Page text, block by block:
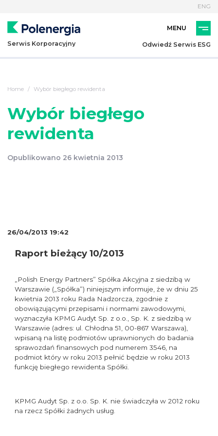
ENG
Serwis Korporacyjny Odwiedź Serwis ESG
Home Wybór biegłego rewidenta
Wybór biegłego
rewidenta
Opublikowano 26 kwietnia 2013
26/04/2013 19:42
Raport bieżący 10/2013
„Polish Energy Partners” Spółka Akcyjna z siedzibą w
Warszawie („Spółka”) niniejszym informuje, że w dniu 25
kwietnia 2013 roku Rada Nadzorcza, zgodnie z
obowiązującymi przepisami i normami zawodowymi,
wyznaczyła KPMG Audyt Sp. z o.o., Sp. K. z siedzibą w
Warszawie (adres: ul. Chłodna 51, 00-867 Warszawa),
wpisaną na listę podmiotów uprawnionych do badania
sprawozdań finansowych pod numerem 3546, na
podmiot który w roku 2013 pełnić będzie w roku 2013
funkcję biegłego rewidenta Spółki.
KPMG Audyt Sp. z o.o. Sp. K. nie świadczyła w 2012 roku
na rzecz Spółki żadnych usług.